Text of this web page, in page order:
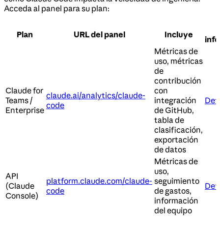
Acceda al panel para su plan:
Plan URL del panel Incluye
Claude for
Teams /
Enterprise
claude.ai/analytics/claude-
code
Métricas de
uso, métricas
de
contribución
con
integración
de GitHub,
tabla de
clasificación,
exportación
de datos
API
(Claude
Console)
platform.claude.com/claude-
code
Métricas de
uso,
seguimiento
de gastos,
información
del equipo